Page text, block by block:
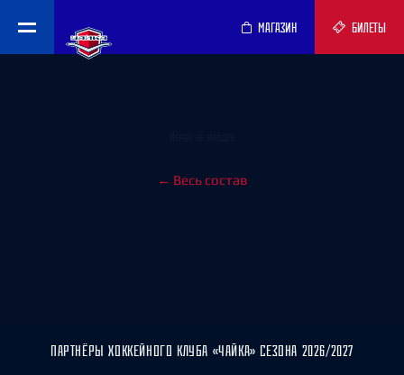
МАГАЗИН БИЛЕТЫ
← Весь состав
ПАРТНЁРЫ ХОККЕЙНОГО КЛУБА «ЧАЙКА» СЕЗОНА 2026/2027